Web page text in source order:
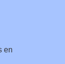
en